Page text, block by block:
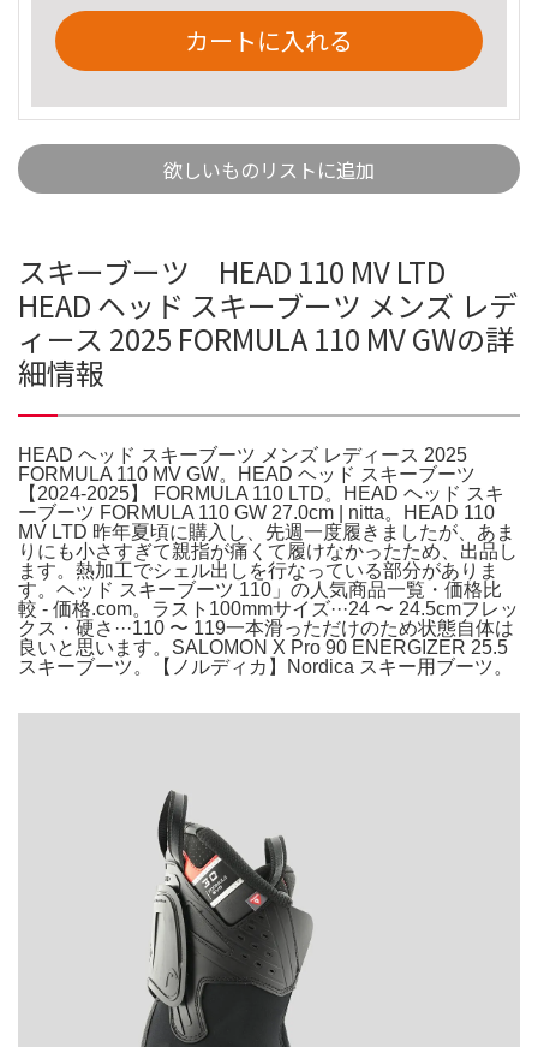
カートに入れる
欲しいものリストに追加
スキーブーツ HEAD 110 MV LTD
HEAD ヘッド スキーブーツ メンズ レデ
ィース 2025 FORMULA 110 MV GWの詳
細情報
HEAD ヘッド スキーブーツ メンズ レディース 2025
FORMULA 110 MV GW。HEAD ヘッド スキーブーツ
【2024-2025】 FORMULA 110 LTD。HEAD ヘッド スキ
ーブーツ FORMULA 110 GW 27.0cm | nitta。HEAD 110
MV LTD 昨年夏頃に購入し、先週一度履きましたが、あま
りにも小さすぎて親指が痛くて履けなかったため、出品し
ます。熱加工でシェル出しを行なっている部分がありま
す。ヘッド スキーブーツ 110」の人気商品一覧・価格比
較 - 価格.com。ラスト100mmサイズ···24 〜 24.5cmフレッ
クス・硬さ···110 〜 119一本滑っただけのため状態自体は
良いと思います。SALOMON X Pro 90 ENERGIZER 25.5
スキーブーツ。【ノルディカ】Nordica スキー用ブーツ。